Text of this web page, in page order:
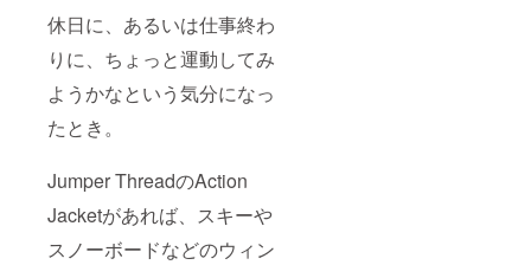
休日に、あるいは仕事終わ
りに、ちょっと運動してみ
ようかなという気分になっ
たとき。
Jumper ThreadのAction
Jacketがあれば、スキーや
スノーボードなどのウィン